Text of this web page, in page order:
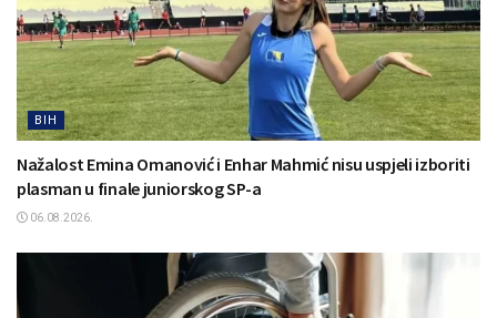
BIH
Nažalost Emina Omanović i Enhar Mahmić nisu uspjeli izboriti
plasman u finale juniorskog SP-a
06.08.2026.